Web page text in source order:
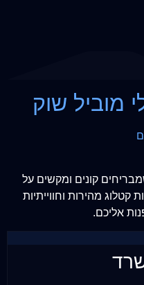
מוביל שוק
קונים ומקשים על
קטלוג מהירות וחווייתיות
אליכם.